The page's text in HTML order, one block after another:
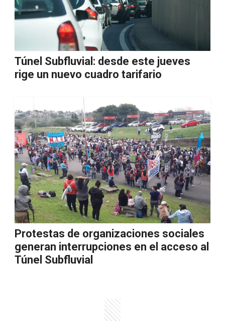
Túnel Subfluvial: desde este jueves
rige un nuevo cuadro tarifario
Protestas de organizaciones sociales
generan interrupciones en el acceso al
Túnel Subfluvial